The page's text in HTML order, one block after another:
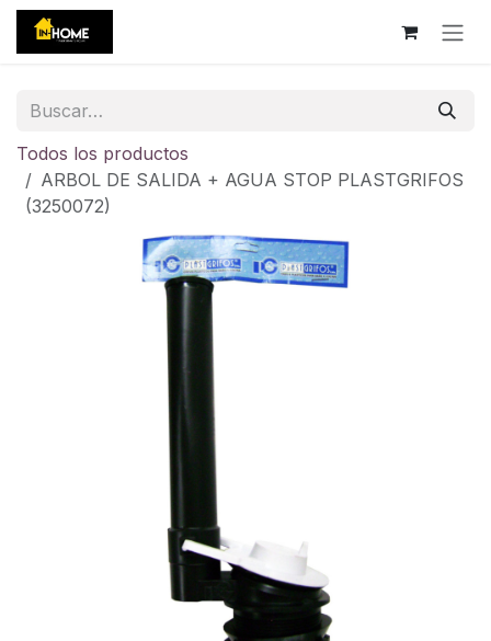
Ir al contenido
Todos los productos
ARBOL DE SALIDA + AGUA STOP PLASTGRIFOS
(3250072)